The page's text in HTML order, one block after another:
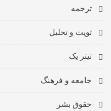
ترجمه
تویت و تحلیل
تیتر یک
جامعه و فرهنگ
حقوق بشر